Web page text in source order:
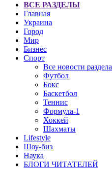
ВСЕ РАЗДЕЛЫ
Главная
Украина
Город
Мир
Бизнес
Спорт
Все новости раздела
Футбол
Бокс
Баскетбол
Теннис
Формула-1
Хоккей
Шахматы
Lifestyle
Шоу-биз
Наука
БЛОГИ ЧИТАТЕЛЕЙ